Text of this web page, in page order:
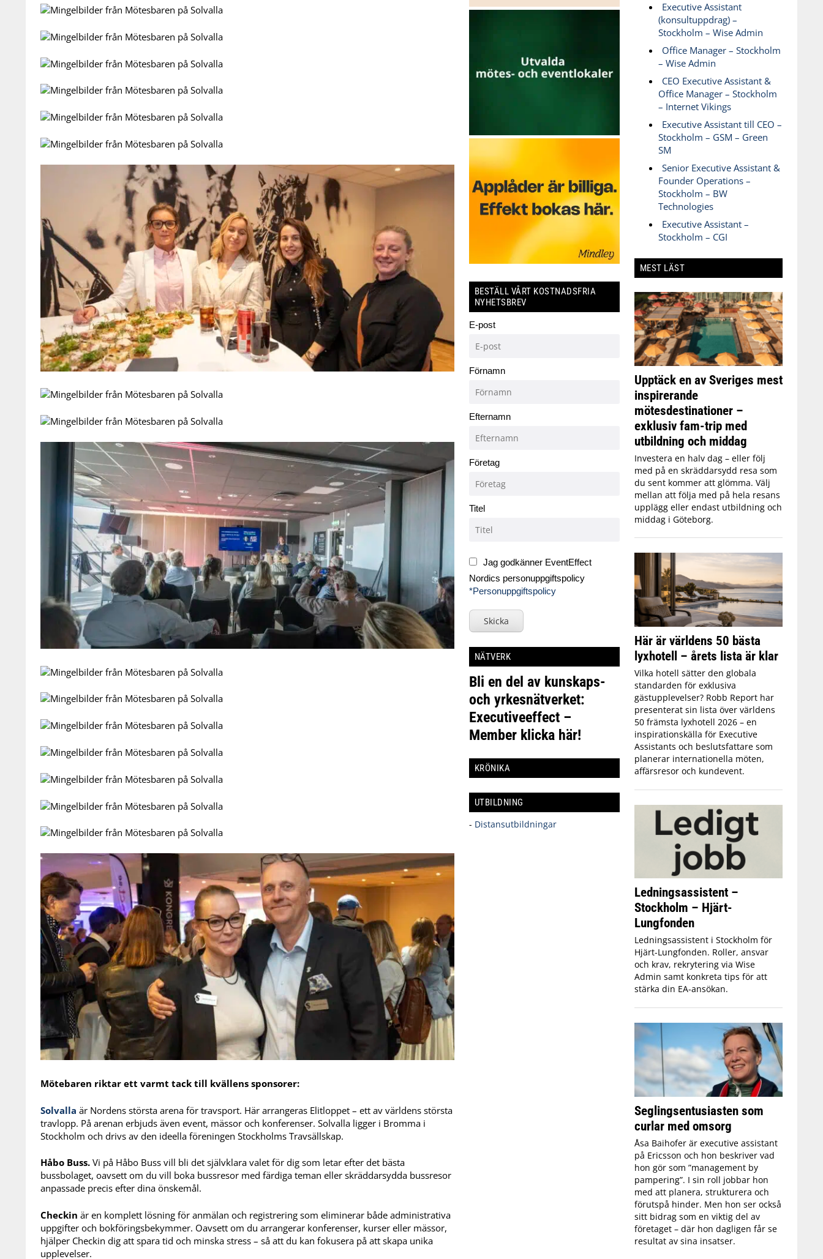
Mötebaren riktar ett varmt tack till kvällens sponsorer:
Solvalla är Nordens största arena för travsport. Här arrangeras Elitloppet – ett av världens största
travlopp. På arenan erbjuds även event, mässor och konferenser. Solvalla ligger i Bromma i
Stockholm och drivs av den ideella föreningen Stockholms Travsällskap.
Håbo Buss. Vi på Håbo Buss vill bli det självklara valet för dig som letar efter det bästa
bussbolaget, oavsett om du vill boka bussresor med färdiga teman eller skräddarsydda bussresor
anpassade precis efter dina önskemål.
Checkin är en komplett lösning för anmälan och registrering som eliminerar både administrativa
uppgifter och bokföringsbekymmer. Oavsett om du arrangerar konferenser, kurser eller mässor,
hjälper Checkin dig att spara tid och minska stress – så att du kan fokusera på att skapa unika
upplevelser.
BESTÄLL VÅRT KOSTNADSFRIA
NYHETSBREV
E-post
Förnamn
Efternamn
Företag
Titel
Jag godkänner EventEffect
Nordics personuppgiftspolicy
*Personuppgiftspolicy
Skicka
NÄTVERK
Bli en del av kunskaps-
och yrkesnätverket:
Executiveeffect –
Member klicka här!
KRÖNIKA
UTBILDNING
- Distansutbildningar
Executive Assistant
(konsultuppdrag) –
Stockholm – Wise Admin
Office Manager – Stockholm
– Wise Admin
CEO Executive Assistant &
Office Manager – Stockholm
– Internet Vikings
Executive Assistant till CEO –
Stockholm – GSM – Green
SM
Senior Executive Assistant &
Founder Operations –
Stockholm – BW
Technologies
Executive Assistant –
Stockholm – CGI
MEST LÄST
Upptäck en av Sveriges mest
inspirerande
mötesdestinationer –
exklusiv fam-trip med
utbildning och middag
Investera en halv dag – eller följ
med på en skräddarsydd resa som
du sent kommer att glömma. Välj
mellan att följa med på hela resans
upplägg eller endast utbildning och
middag i Göteborg.
Här är världens 50 bästa
lyxhotell – årets lista är klar
Vilka hotell sätter den globala
standarden för exklusiva
gästupplevelser? Robb Report har
presenterat sin lista över världens
50 främsta lyxhotell 2026 – en
inspirationskälla för Executive
Assistants och beslutsfattare som
planerar internationella möten,
affärsresor och kundevent.
Ledningsassistent –
Stockholm – Hjärt-
Lungfonden
Ledningsassistent i Stockholm för
Hjärt-Lungfonden. Roller, ansvar
och krav, rekrytering via Wise
Admin samt konkreta tips för att
stärka din EA-ansökan.
Seglingsentusiasten som
curlar med omsorg
Åsa Baihofer är executive assistant
på Ericsson och hon beskriver vad
hon gör som ”management by
pampering”. I sin roll jobbar hon
med att planera, strukturera och
förutspå hinder. Men hon ser också
sitt bidrag som en viktig del av
företaget – där hon dagligen får se
resultat av sina insatser.